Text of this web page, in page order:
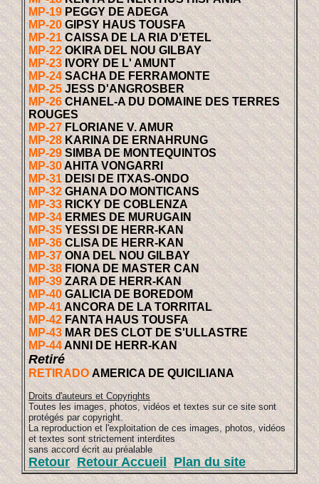
MP-19PEGGY DE ADEGA
MP-20 GIPSY HAUS TOUSFA
MP-21 CAISSA DE LA RIA D'ETEL
MP-22OKIRA DEL NOU GILBAY
MP-23IVORY DE L' AMUNT
MP-24 SACHA DE FERRAMONTE
MP-25 JESS D'ANGROSBER
MP-26 CHANEL-A DU DOMAINE DES TERRES
ROUGES
MP-27 FLORIANE V. AMUR
MP-28KARINA DE ERNAHRUNG
MP-29 SIMBA DE MONTEQUINTOS
MP-30AHITA VONGARRI
MP-31 DEISI DE ITXAS-ONDO
MP-32 GHANA DO MONTICANS
MP-33 RICKY DE COBLENZA
MP-34ERMES DE MURUGAIN
MP-35 YESSI DE HERR-KAN
MP-36 CLISA DE HERR-KAN
MP-37 ONA DEL NOU GILBAY
MP-38 FIONA DE MASTER CAN
MP-39ZARA DE HERR-KAN
MP-40 GALICIA DE BOREDOM
MP-41ANCORA DE LA TORRITAL
MP-42 FANTA HAUS TOUSFA
MP-43MAR DES CLOT DE S'ULLASTRE
MP-44ANNI DE HERR-KAN
Retiré
RETIRADO AMERICA DE QUICILIANA
Droits d'auteurs et Copyrights
Toutes les images, photos, vidéos et textes sur ce site sont
protégés par copyright.
La reproduction et l'exploitation de ces images, photos, vidéos
et textes sont strictement interdites
sans accord écrit au préalable
Retour Retour Accueil Plan du site